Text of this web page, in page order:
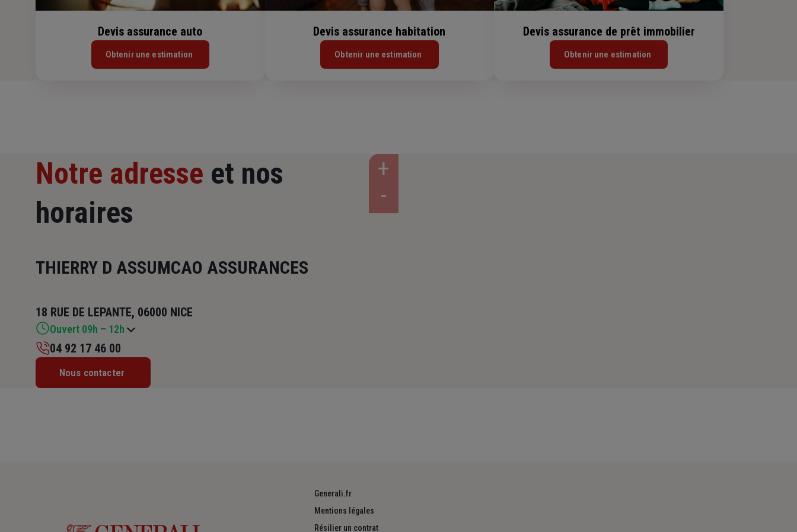
Devis assurance auto
Obtenir une estimation
Devis assurance habitation
Obtenir une estimation
Devis assurance de prêt immobilier
Obtenir une estimation
Notre adresse et nos
horaires
THIERRY D ASSUMCAO ASSURANCES
18 RUE DE LEPANTE, 06000 NICE
Ouvert 09h – 12h
Mardi : 09h – 12h / 14h – 18h
04 92 17 46 00
Nous contacter
Generali.fr
Mentions légales
Résilier un contrat